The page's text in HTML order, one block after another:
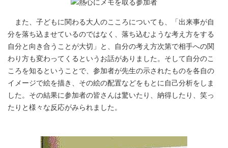
また、子どもに関わる大人のこころについても、「出来事が自
分を落ち込ませているのではなく、落ち込むような考え方をする
自分と向き合うことが大切」と、自分の考え方次第で相手への関
わり方も変わってくるというお話がありました。そして自分のこ
ころを知るということで、参加者が先生の示されたものを各自の
イメージで絵を描き、その絵の配置などをもとに自己分析をしま
した。その結果に参加者の皆さんは驚いたり、納得したり、笑っ
たりと様々な反応がみられました。